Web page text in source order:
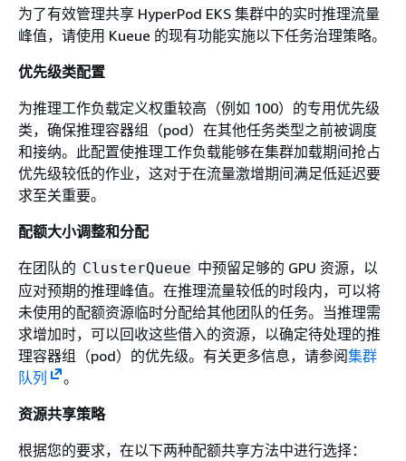
为了有效管理共享 HyperPod EKS 集群中的实时推理流量
峰值，请使用 Kueue 的现有功能实施以下任务治理策略。
优先级类配置
为推理工作负载定义权重较高（例如 100）的专用优先级
类，确保推理容器组（pod）在其他任务类型之前被调度
和接纳。此配置使推理工作负载能够在集群加载期间抢占
优先级较低的作业，这对于在流量激增期间满足低延迟要
求至关重要。
配额大小调整和分配
在团队的 ClusterQueue 中预留足够的 GPU 资源，以
应对预期的推理峰值。在推理流量较低的时段内，可以将
未使用的配额资源临时分配给其他团队的任务。当推理需
求增加时，可以回收这些借入的资源，以确定待处理的推
理容器组（pod）的优先级。有关更多信息，请参阅集群
队列
。
资源共享策略
根据您的要求，在以下两种配额共享方法中进行选择：